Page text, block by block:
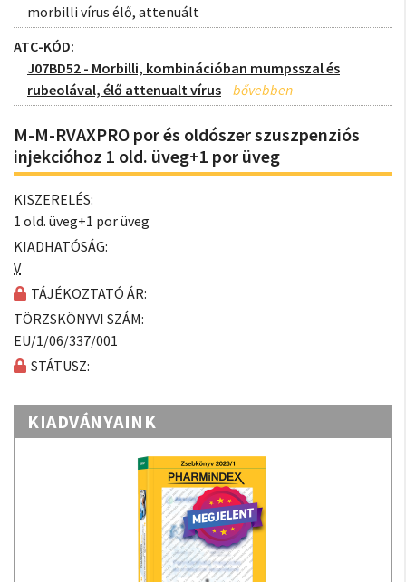
morbilli vírus élő, attenuált
ATC-KÓD:
J07BD52 - Morbilli, kombinációban mumpsszal és
rubeolával, élő attenualt vírus
M-M-RVAXPRO por és oldószer szuszpenziós
injekcióhoz 1 old. üveg+1 por üveg
KISZERELÉS:
1 old. üveg+1 por üveg
KIADHATÓSÁG:
V
TÁJÉKOZTATÓ ÁR:
TÖRZSKÖNYVI SZÁM:
EU/1/06/337/001
STÁTUSZ:
KIADVÁNYAINK